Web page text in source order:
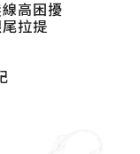
高困擾
拉提